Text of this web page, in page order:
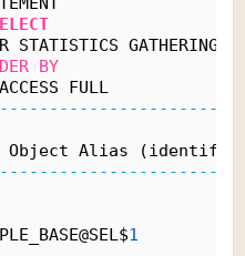
GATHERING
BY
ACCESS FULL
Object Alias
1